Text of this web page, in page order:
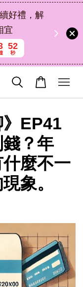
好禮，解
宜
51
秒
》EP41
？年
麼不一
象。